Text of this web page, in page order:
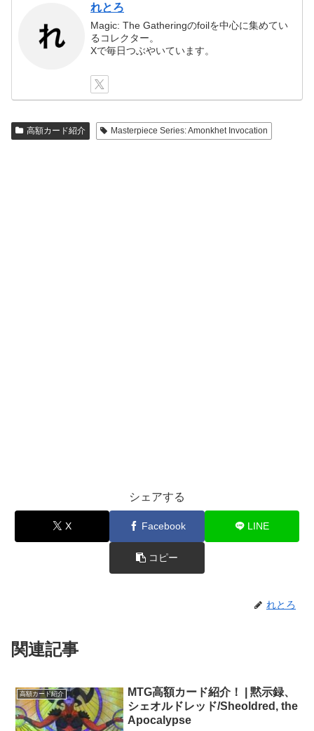
れとろ
Magic: The Gatheringのfoilを中心に集めてい
るコレクター。
Xで毎日つぶやいています。
高額カード紹介 Masterpiece Series: Amonkhet Invocation
シェアする
X Facebook LINE
コピー
れとろ
関連記事
高額カード紹介
MTG高額カード紹介！ | 黙示録、
シェオルドレッド/Sheoldred, the
Apocalypse